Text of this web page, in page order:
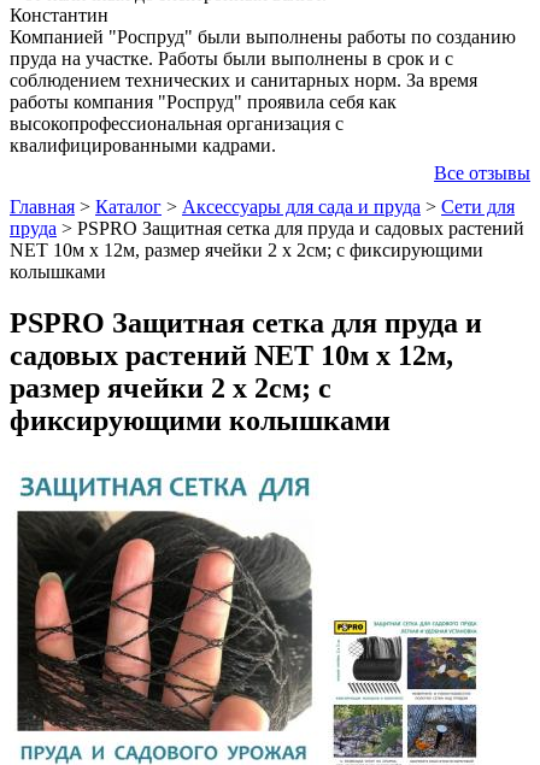
Константин
Компанией "Роспруд" были выполнены работы по созданию
пруда на участке. Работы были выполнены в срок и с
соблюдением технических и санитарных норм. За время
работы компания "Роспруд" проявила себя как
высокопрофессиональная организация с
квалифицированными кадрами.
Все отзывы
Главная > Каталог > Аксессуары для сада и пруда > Сети для
пруда > PSPRO Защитная сетка для пруда и садовых растений
NET 10м х 12м, размер ячейки 2 х 2см; с фиксирующими
колышками
PSPRO Защитная сетка для пруда и
садовых растений NET 10м х 12м,
размер ячейки 2 х 2см; с
фиксирующими колышками